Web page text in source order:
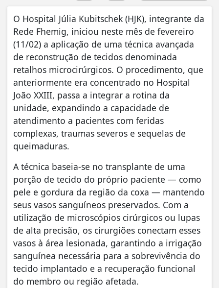
O Hospital Júlia Kubitschek (HJK), integrante da
Rede Fhemig, iniciou neste mês de fevereiro
(11/02) a aplicação de uma técnica avançada
de reconstrução de tecidos denominada
retalhos microcirúrgicos. O procedimento, que
anteriormente era concentrado no Hospital
João XXIII, passa a integrar a rotina da
unidade, expandindo a capacidade de
atendimento a pacientes com feridas
complexas, traumas severos e sequelas de
queimaduras.
​A técnica baseia-se no transplante de uma
porção de tecido do próprio paciente — como
pele e gordura da região da coxa — mantendo
seus vasos sanguíneos preservados. Com a
utilização de microscópios cirúrgicos ou lupas
de alta precisão, os cirurgiões conectam esses
vasos à área lesionada, garantindo a irrigação
sanguínea necessária para a sobrevivência do
tecido implantado e a recuperação funcional
do membro ou região afetada.